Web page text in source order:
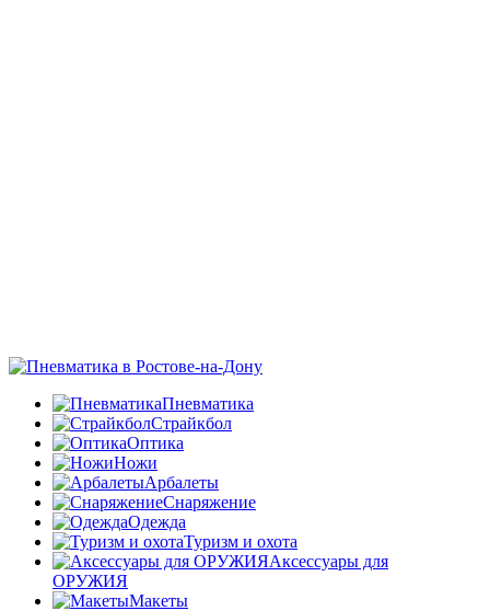
Пневматика
Страйкбол
Оптика
Ножи
Арбалеты
Снаряжение
Одежда
Туризм и охота
Аксессуары для
ОРУЖИЯ
Макеты